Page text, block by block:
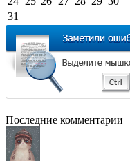
31
Последние комментарии